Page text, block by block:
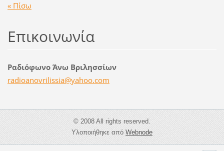
« Πίσω
Επικοινωνία
Ραδιόφωνο Άνω Βριλησσίων
radioanovrilissia@yahoo.com
© 2008 All rights reserved.
Υλοποιήθηκε απόWebnode